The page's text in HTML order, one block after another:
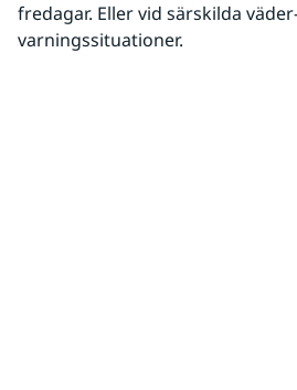
fredagar. Eller vid särskilda
varningssituationer.